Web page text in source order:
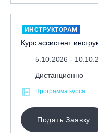
ИНСТРУКТОРАМ
Курс ассистент
5.10.2026 -
Дистанционно
Программа курса
Подать Заявку